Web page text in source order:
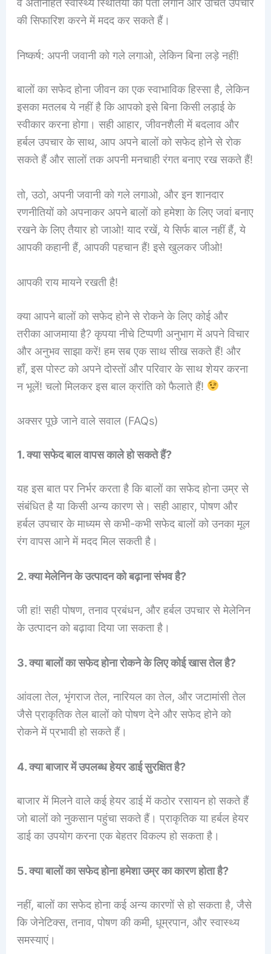
वे अंतर्निहित स्वास्थ्य स्थितियों का पता लगाने और उचित उपचार
की सिफारिश करने में मदद कर सकते हैं।
निष्कर्ष: अपनी जवानी को गले लगाओ, लेकिन बिना लड़े नहीं!
बालों का सफेद होना जीवन का एक स्वाभाविक हिस्सा है, लेकिन
इसका मतलब ये नहीं है कि आपको इसे बिना किसी लड़ाई के
स्वीकार करना होगा। सही आहार, जीवनशैली में बदलाव और
हर्बल उपचार के साथ, आप अपने बालों को सफेद होने से रोक
सकते हैं और सालों तक अपनी मनचाही रंगत बनाए रख सकते हैं!
तो, उठो, अपनी जवानी को गले लगाओ, और इन शानदार
रणनीतियों को अपनाकर अपने बालों को हमेशा के लिए जवां बनाए
रखने के लिए तैयार हो जाओ! याद रखें, ये सिर्फ बाल नहीं हैं, ये
आपकी कहानी हैं, आपकी पहचान हैं! इसे खुलकर जीओ!
आपकी राय मायने रखती है!
क्या आपने बालों को सफेद होने से रोकने के लिए कोई और
तरीका आजमाया है? कृपया नीचे टिप्पणी अनुभाग में अपने विचार
और अनुभव साझा करें! हम सब एक साथ सीख सकते हैं! और
हाँ, इस पोस्ट को अपने दोस्तों और परिवार के साथ शेयर करना
न भूलें! चलो मिलकर इस बाल क्रांति को फैलाते हैं!
अक्सर पूछे जाने वाले सवाल (FAQs)
1. क्या सफेद बाल वापस काले हो सकते हैं?
यह इस बात पर निर्भर करता है कि बालों का सफेद होना उम्र से
संबंधित है या किसी अन्य कारण से। सही आहार, पोषण और
हर्बल उपचार के माध्यम से कभी-कभी सफेद बालों को उनका मूल
रंग वापस आने में मदद मिल सकती है।
2. क्या मेलेनिन के उत्पादन को बढ़ाना संभव है?
जी हां! सही पोषण, तनाव प्रबंधन, और हर्बल उपचार से मेलेनिन
के उत्पादन को बढ़ावा दिया जा सकता है।
3. क्या बालों का सफेद होना रोकने के लिए कोई खास तेल है?
आंवला तेल, भृंगराज तेल, नारियल का तेल, और जटामांसी तेल
जैसे प्राकृतिक तेल बालों को पोषण देने और सफेद होने को
रोकने में प्रभावी हो सकते हैं।
4. क्या बाजार में उपलब्ध हेयर डाई सुरक्षित है?
बाजार में मिलने वाले कई हेयर डाई में कठोर रसायन हो सकते हैं
जो बालों को नुकसान पहुंचा सकते हैं। प्राकृतिक या हर्बल हेयर
डाई का उपयोग करना एक बेहतर विकल्प हो सकता है।
5. क्या बालों का सफेद होना हमेशा उम्र का कारण होता है?
नहीं, बालों का सफेद होना कई अन्य कारणों से हो सकता है, जैसे
कि जेनेटिक्स, तनाव, पोषण की कमी, धूम्रपान, और स्वास्थ्य
समस्याएं।